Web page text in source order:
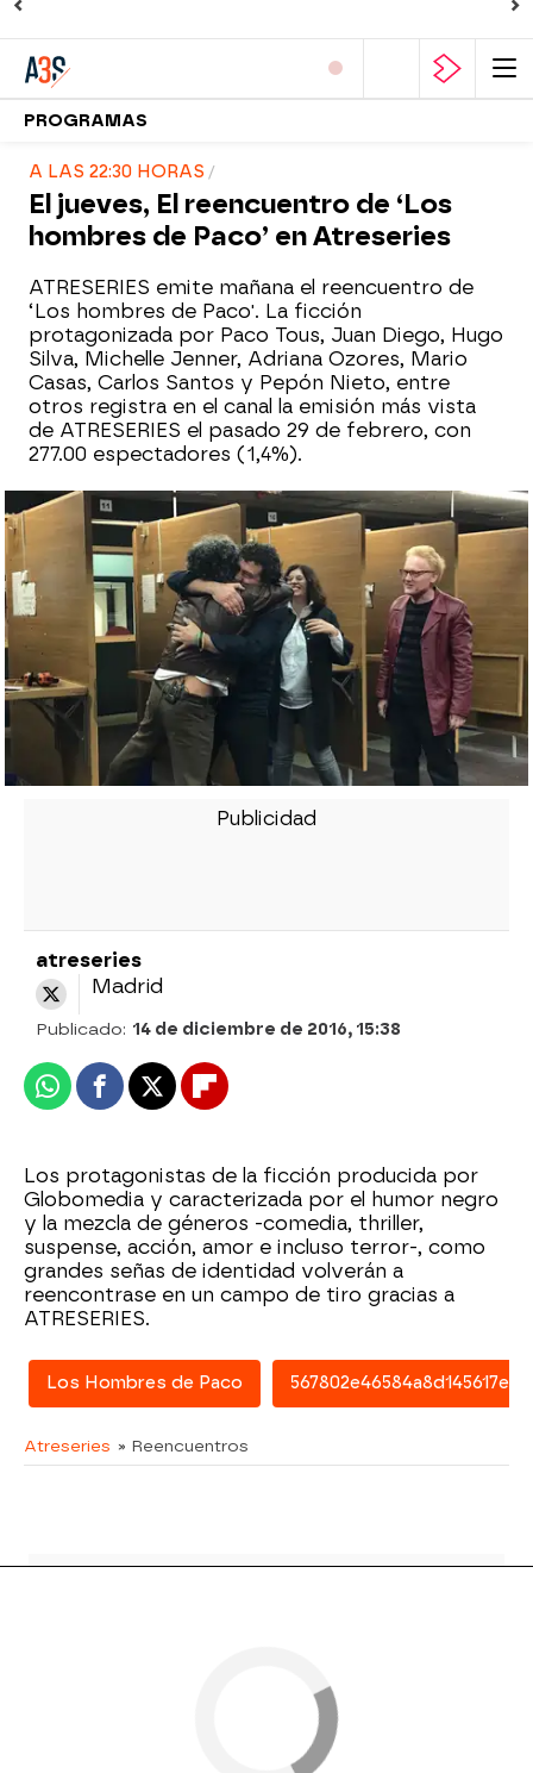
PROGRAMAS
A LAS 22:30 HORAS
El jueves, El reencuentro de ‘Los
hombres de Paco’ en Atreseries
ATRESERIES emite mañana el reencuentro de
‘Los hombres de Paco'. La ficción
protagonizada por Paco Tous, Juan Diego, Hugo
Silva, Michelle Jenner, Adriana Ozores, Mario
Casas, Carlos Santos y Pepón Nieto, entre
otros registra en el canal la emisión más vista
de ATRESERIES el pasado 29 de febrero, con
277.00 espectadores (1,4%).
atreseries
Madrid
Publicado: 14 de diciembre de 2016, 15:38
WhatsappFacebook
X Flipboard
Los protagonistas de la ficción producida por
Globomedia y caracterizada por el humor negro
y la mezcla de géneros -comedia, thriller,
suspense, acción, amor e incluso terror-, como
grandes señas de identidad volverán a
reencontrase en un campo de tiro gracias a
ATRESERIES.
Los Hombres de Paco 567802e46584a8d145617e77
Atreseries » Reencuentros